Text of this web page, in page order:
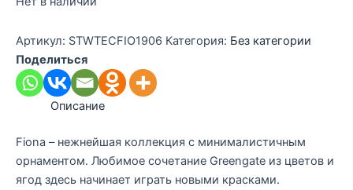
Артикул: STWTECFIO1906 Категория: Без категории
Поделиться
Описание
Fiona – нежнейшая коллекция с минималистичным
орнаментом. Любимое сочетание Greengate из цветов и
ягод здесь начинает играть новыми красками.